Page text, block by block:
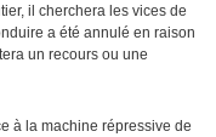
il cherchera les vices de
a été annulé en raison
un recours ou une
à la machine répressive de